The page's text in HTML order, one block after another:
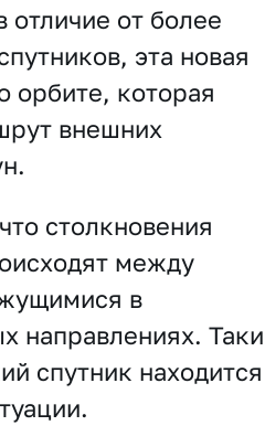
от более
эта новая
орбите, которая
внешних
столкновения
между
в
направлениях.
спутник